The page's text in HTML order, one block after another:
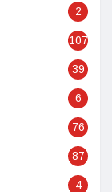
2
107
39
6
76
87
4